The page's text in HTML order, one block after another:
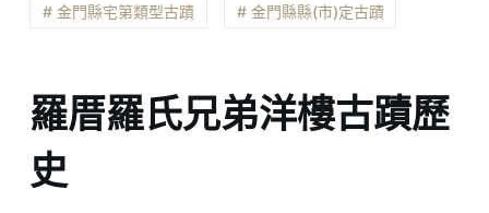
# 金門縣宅第類型古蹟 # 金門縣縣(市)定古蹟
羅厝羅氏兄弟洋樓古蹟歷
史